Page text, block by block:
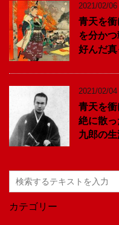
2021/02/06
青天を
を分か
好んだ
2021/02/04
青天を
絶に散
九郎の
カテゴリー